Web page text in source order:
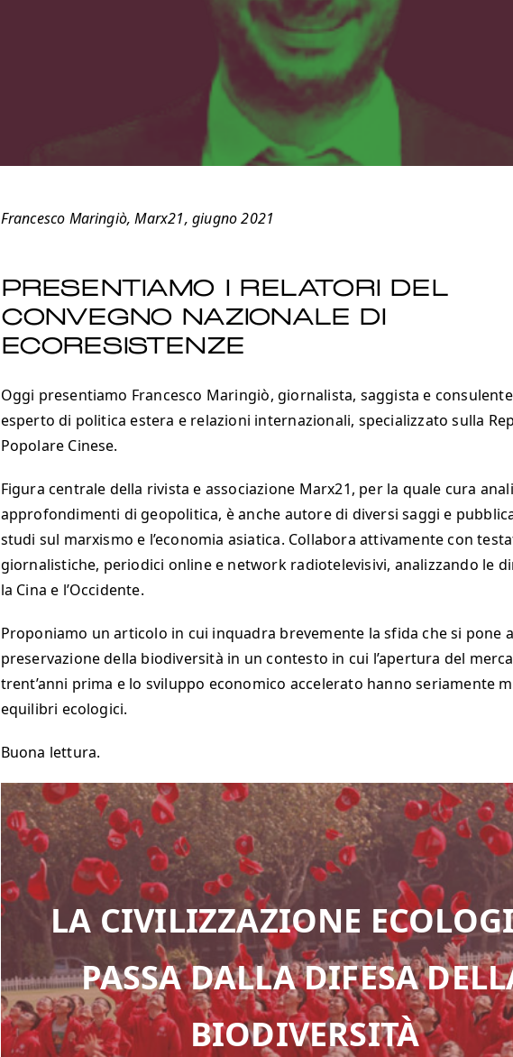
Francesco Maringiò, Marx21, giugno 2021
PRESENTIAMO I RELATORI DEL
CONVEGNO NAZIONALE DI
ECORESISTENZE
Oggi presentiamo Francesco Maringiò, giornalista, saggista e
esperto di politica estera e relazioni internazionali, specializzato sulla
Popolare Cinese.
Figura centrale della rivista e associazione Marx21, per la quale cura
approfondimenti di geopolitica, è anche autore di diversi saggi e
studi sul marxismo e l’economia asiatica. Collabora attivamente con
giornalistiche, periodici online e network radiotelevisivi, analizzando le
la Cina e l’Occidente.
Proponiamo un articolo in cui inquadra brevemente la sfida che si pone
preservazione della biodiversità in un contesto in cui l’apertura del
trent’anni prima e lo sviluppo economico accelerato hanno seriamente
equilibri ecologici.
Buona lettura.
LA CIVILIZZAZIONE
PASSA DALLA DIFESA
BIODIVERSITÀ